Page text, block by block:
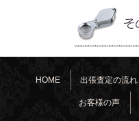
HOME 出張査定の流れ
お客様の声